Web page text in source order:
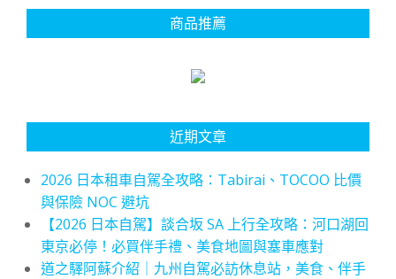
商品推薦
近期文章
2026 日本租車自駕全攻略：Tabirai、TOCOO 比價
與保險 NOC 避坑
【2026 日本自駕】談合坂 SA 上行全攻略：河口湖回
東京必停！必買伴手禮、美食地圖與塞車應對
道之驛阿蘇介紹｜九州自駕必訪休息站，美食、伴手